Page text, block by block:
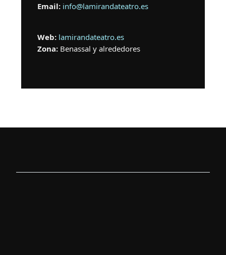
Email: info@lamirandateatro.es
Web: lamirandateatro.es
Zona: Benassal y alrededores